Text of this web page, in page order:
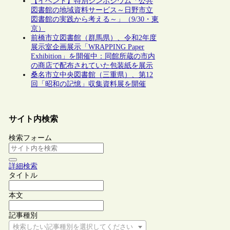
図書館の地域資料サービス～日野市立
図書館の実践から考える～」（9/30・東
京）
前橋市立図書館（群馬県）、令和2年度
展示室企画展示「WRAPPING Paper
Exhibition」を開催中：同館所蔵の市内
の商店で配布されていた包装紙を展示
桑名市立中央図書館（三重県）、第12
回「昭和の記憶」収集資料展を開催
サイト内検索
検索フォーム
詳細検索
タイトル
本文
記事種別
検索したい記事種別を選択してください